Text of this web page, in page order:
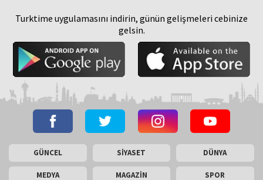
Turktime uygulamasını indirin, günün gelişmeleri cebinize
gelsin.
GÜNCEL SİYASET DÜNYA
MEDYA MAGAZİN SPOR